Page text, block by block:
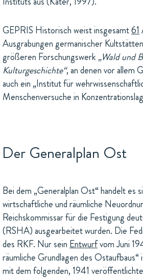
GEPRIS Historisch weist insgesamt61
Ausgrabungen germanischer
größeren Forschungswerk„Wald und
Kulturgeschichte“, an denen vor allem
auch ein „Institut für
Menschenversuche in
Der Generalplan Ost
Bei dem „Generalplan Ost“ handelt es
wirtschaftliche und räumliche
Reichskommissar für die Festigung
(RSHA) ausgearbeitet wurden. Die
des RKF. Nur sein Entwurfvom Juni
räumliche Grundlagen des
mit dem folgenden, 1941